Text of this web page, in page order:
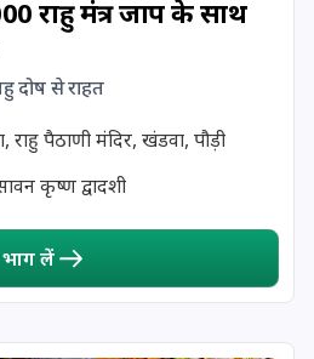
राहु मंत्र जाप के साथ
दोष से राहत
राहु पैठाणी मंदिर, खंडवा, पौड़ी
कृष्ण द्वादशी
भाग लें